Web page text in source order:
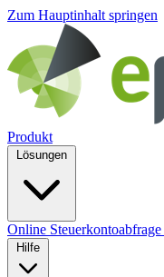
Zum Hauptinhalt springen
Produkt
Online Steuerkontoabfrage